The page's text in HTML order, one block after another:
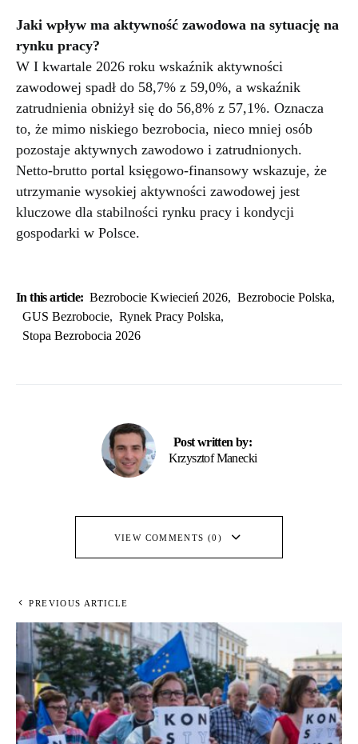
Jaki wpływ ma aktywność zawodowa na sytuację na
rynku pracy?
W I kwartale 2026 roku wskaźnik aktywności
zawodowej spadł do 58,7% z 59,0%, a wskaźnik
zatrudnienia obniżył się do 56,8% z 57,1%. Oznacza
to, że mimo niskiego bezrobocia, nieco mniej osób
pozostaje aktywnych zawodowo i zatrudnionych.
Netto-brutto portal księgowo-finansowy wskazuje, że
utrzymanie wysokiej aktywności zawodowej jest
kluczowe dla stabilności rynku pracy i kondycji
gospodarki w Polsce.
In this article: Bezrobocie Kwiecień 2026, Bezrobocie Polska,
GUS Bezrobocie, Rynek Pracy Polska,
Stopa Bezrobocia 2026
Post written by:
Krzysztof Manecki
VIEW COMMENTS (0)
PREVIOUS ARTICLE